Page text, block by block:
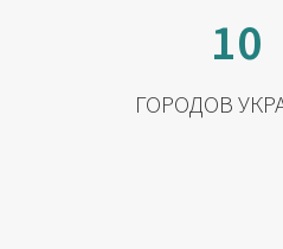
10
ГОРОДОВ